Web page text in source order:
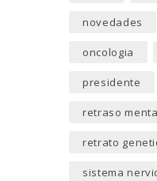
novedades
oncologia
presidente
retraso
retrato
sistema